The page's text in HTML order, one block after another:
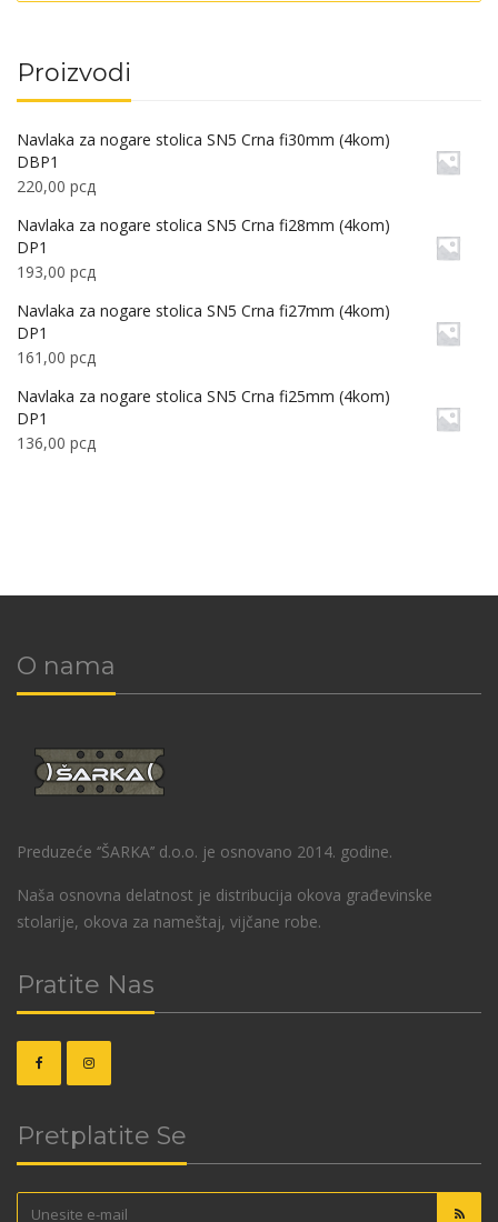
Proizvodi
Navlaka za nogare stolica SN5 Crna fi30mm (4kom)
DBP1
220,00 рсд
Navlaka za nogare stolica SN5 Crna fi28mm (4kom)
DP1
193,00 рсд
Navlaka za nogare stolica SN5 Crna fi27mm (4kom)
DP1
161,00 рсд
Navlaka za nogare stolica SN5 Crna fi25mm (4kom)
DP1
136,00 рсд
O nama
Preduzeće ‘’ŠARKA’’ d.o.o. je osnovano 2014. godine.
Naša osnovna delatnost je distribucija okova građevinske
stolarije, okova za nameštaj, vijčane robe.
Pratite Nas
Pretplatite Se